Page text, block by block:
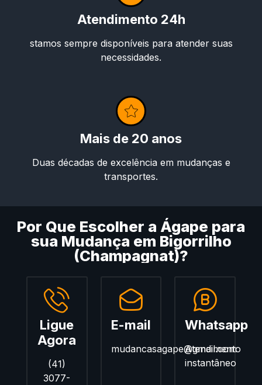
Atendimento 24h
stamos sempre disponíveis para atender suas
necessidades.
Mais de 20 anos
Duas décadas de excelência em mudanças e
transportes.
Por Que Escolher a Ágape para
sua Mudança em Bigorrilho
(Champagnat)?
Ligue
Agora
(41)
3077-
E-mail
mudancasagape@gmail.com
Whatsapp
Atendimento
instantâneo